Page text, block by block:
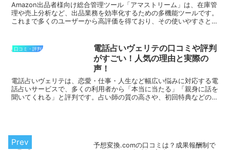
Amazon出品者様向け総合管理ツール「アマストリーム」は、在庫管
理や売上分析など、出品業務を効率化するための多機能ツールです。
これまで多くのユーザーから高評価を得ており、その使いやすさと機
口コミ・評判
電話占いヴェリテの口コミや評判
がすごい！人気の理由と実際の
声！
電話占いヴェリテは、恋愛・仕事・人生など幅広い悩みに対応する電
話占いサービスで、多くの利用者から「本当に当たる」「親身に話を
聞いてくれる」と評判です。占い師の質の高さや、初回特典などのサ
予想変換.comの口コミは？成果報酬制で